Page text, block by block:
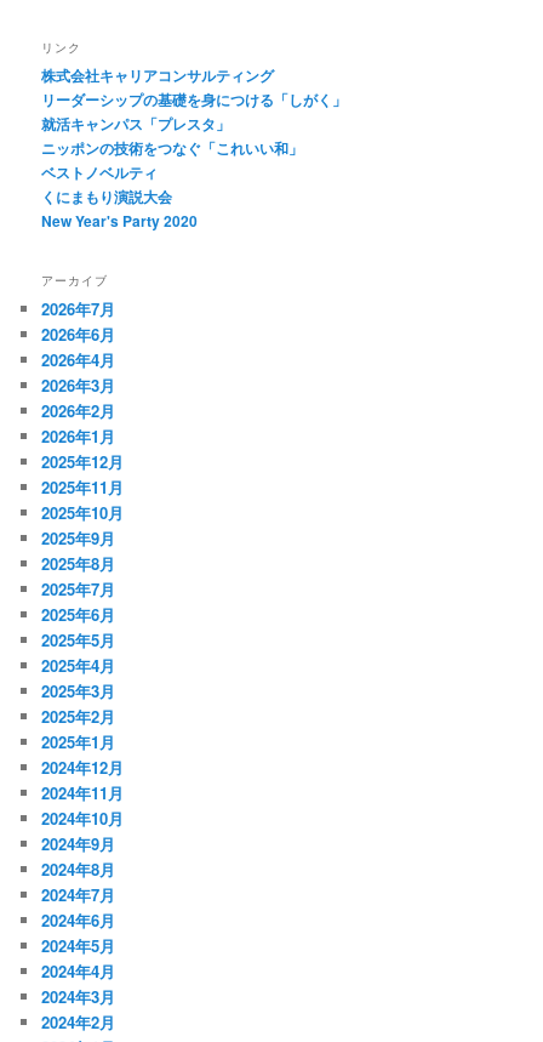
リンク
株式会社キャリアコンサルティング
リーダーシップの基礎を身につける「しがく」
就活キャンパス「プレスタ」
ニッポンの技術をつなぐ「これいい和」
ベストノベルティ
くにまもり演説大会
New Year's Party 2020
アーカイブ
2026年7月
2026年6月
2026年4月
2026年3月
2026年2月
2026年1月
2025年12月
2025年11月
2025年10月
2025年9月
2025年8月
2025年7月
2025年6月
2025年5月
2025年4月
2025年3月
2025年2月
2025年1月
2024年12月
2024年11月
2024年10月
2024年9月
2024年8月
2024年7月
2024年6月
2024年5月
2024年4月
2024年3月
2024年2月